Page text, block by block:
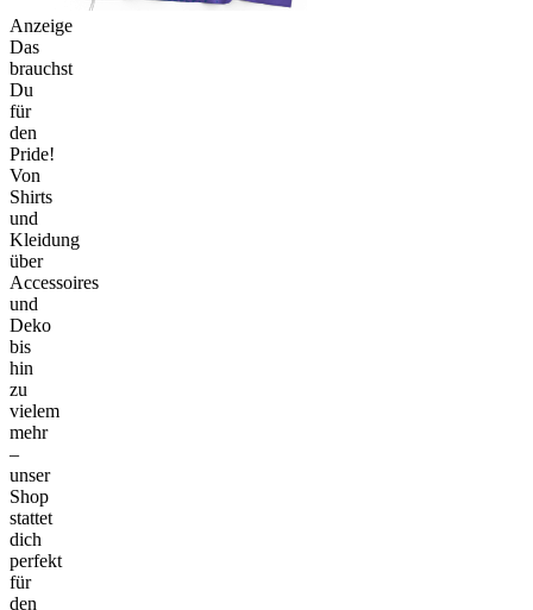
Anzeige
Das
brauchst
Du
für
den
Pride!
Von
Shirts
und
Kleidung
über
Accessoires
und
Deko
bis
hin
zu
vielem
mehr
–
unser
Shop
stattet
dich
perfekt
für
den